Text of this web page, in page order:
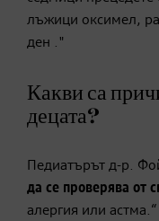
лъжици оксимел,
ден ."
Какви са
децата?
Педиатърът д-р.
да се проверява от
алергия или